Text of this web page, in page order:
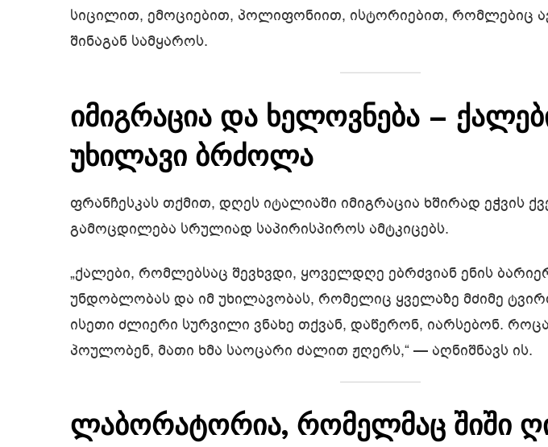
სიცილით, ემოციებით, პოლიფონიით, ისტორიებით, რომლებიც
შინაგან სამყაროს.
იმიგრაცია და ხელოვნება –
უხილავი ბრძოლა
ფრანჩესკას თქმით, დღეს იტალიაში იმიგრაცია ხშირად ეჭვის
გამოცდილება სრულიად საპირისპიროს ამტკიცებს.
„ქალები, რომლებსაც შევხვდი, ყოველდღე ებრძვიან ენის
უნდობლობას და იმ უხილავობას, რომელიც ყველაზე მძიმე
ისეთი ძლიერი სურვილი ვნახე თქვან, დაწერონ, იარსებონ.
პოულობენ, მათი ხმა საოცარი ძალით ჟღერს,“ — აღნიშნავს ის.
ლაბორატორია, რომელმაც შიში